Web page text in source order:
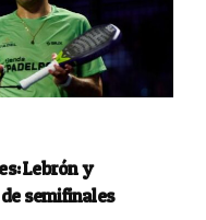
Lebrón y
semifinales